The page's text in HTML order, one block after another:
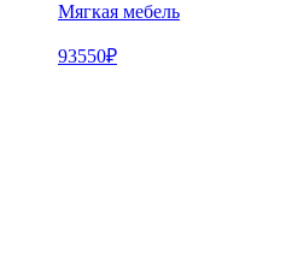
Мягкая мебель
93550₽